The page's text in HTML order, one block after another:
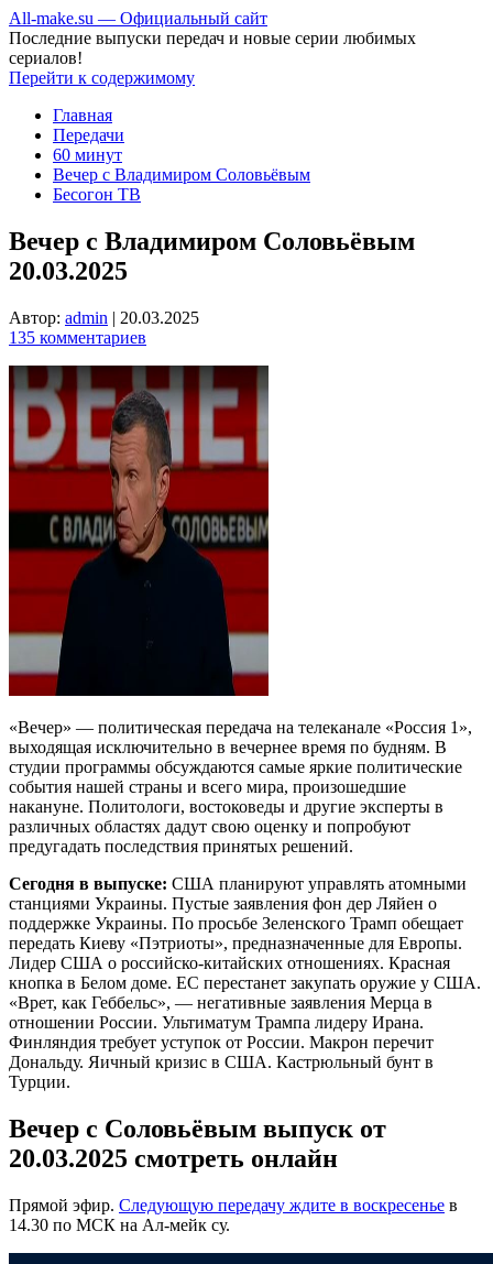
All-make.su — Официальный сайт
Последние выпуски передач и новые серии любимых
сериалов!
Перейти к содержимому
Главная
Передачи
60 минут
Вечер с Владимиром Соловьёвым
Бесогон ТВ
Вечер с Владимиром Соловьёвым
20.03.2025
Автор: admin | 20.03.2025
135 комментариев
«Вечер» — политическая передача на телеканале «Россия 1»,
выходящая исключительно в вечернее время по будням. В
студии программы обсуждаются самые яркие политические
события нашей страны и всего мира, произошедшие
накануне. Политологи, востоковеды и другие эксперты в
различных областях дадут свою оценку и попробуют
предугадать последствия принятых решений.
Сегодня в выпуске: США планируют управлять атомными
станциями Украины. Пустые заявления фон дер Ляйен о
поддержке Украины. По просьбе Зеленского Трамп обещает
передать Киеву «Пэтриоты», предназначенные для Европы.
Лидер США о российско-китайских отношениях. Красная
кнопка в Белом доме. ЕС перестанет закупать оружие у США.
«Врет, как Геббельс», — негативные заявления Мерца в
отношении России. Ультиматум Трампа лидеру Ирана.
Финляндия требует уступок от России. Макрон перечит
Дональду. Яичный кризис в США. Кастрюльный бунт в
Турции.
Вечер с Соловьёвым выпуск от
20.03.2025 смотреть онлайн
Прямой эфир. Следующую передачу ждите в воскресенье в
14.30 по МСК на Ал-мейк су.